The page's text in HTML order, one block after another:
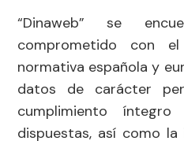
“Dinaweb” se
comprometido con
normativa española y
datos de carácter
cumplimiento
dispuestas, así como